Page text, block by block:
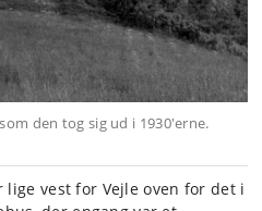
den tog sig ud i 1930'erne.
vest for Vejle oven for det i